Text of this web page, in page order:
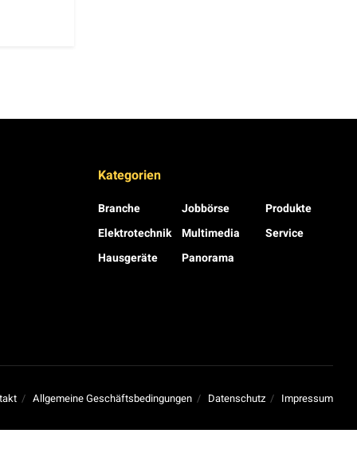
Kategorien
Branche
Elektrotechnik
Hausgeräte
Jobbörse
Multimedia
Panorama
Produkte
Service
Allgemeine Geschäftsbedingungen Datenschutz Impressum